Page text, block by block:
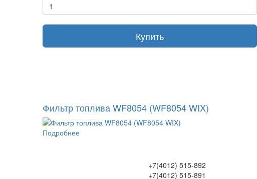
Купить
Фильтр топлива WF8054 (WF8054 WIX)
Подробнее
+7(4012) 515-892
+7(4012) 515-891